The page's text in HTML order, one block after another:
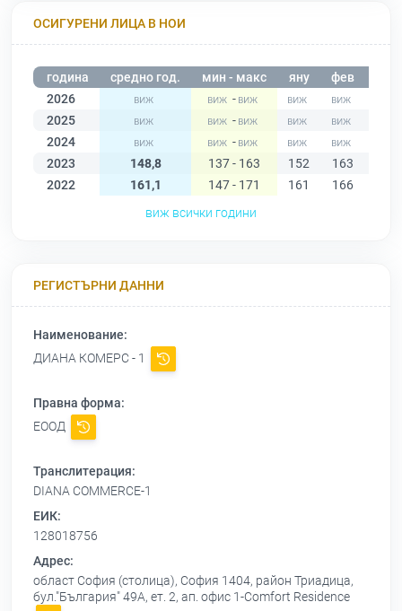
ОСИГУРЕНИ ЛИЦА В НОИ
година средно год. мин - макс яну фев
2026
-
2025
-
2024
-
2023
148,8 137 - 163 152 163
2022
161,1 147 - 171 161 166
виж всички години
РЕГИСТЪРНИ ДАННИ
Наименование:
ДИАНА КОМЕРС - 1
Правна форма:
ЕООД
Транслитерация:
DIANA COMMERCE-1
ЕИК:
128018756
Адрес:
област София (столица), София 1404, район Триадица,
бул."България" 49А, ет. 2, ап. офис 1-Сomfort Residence